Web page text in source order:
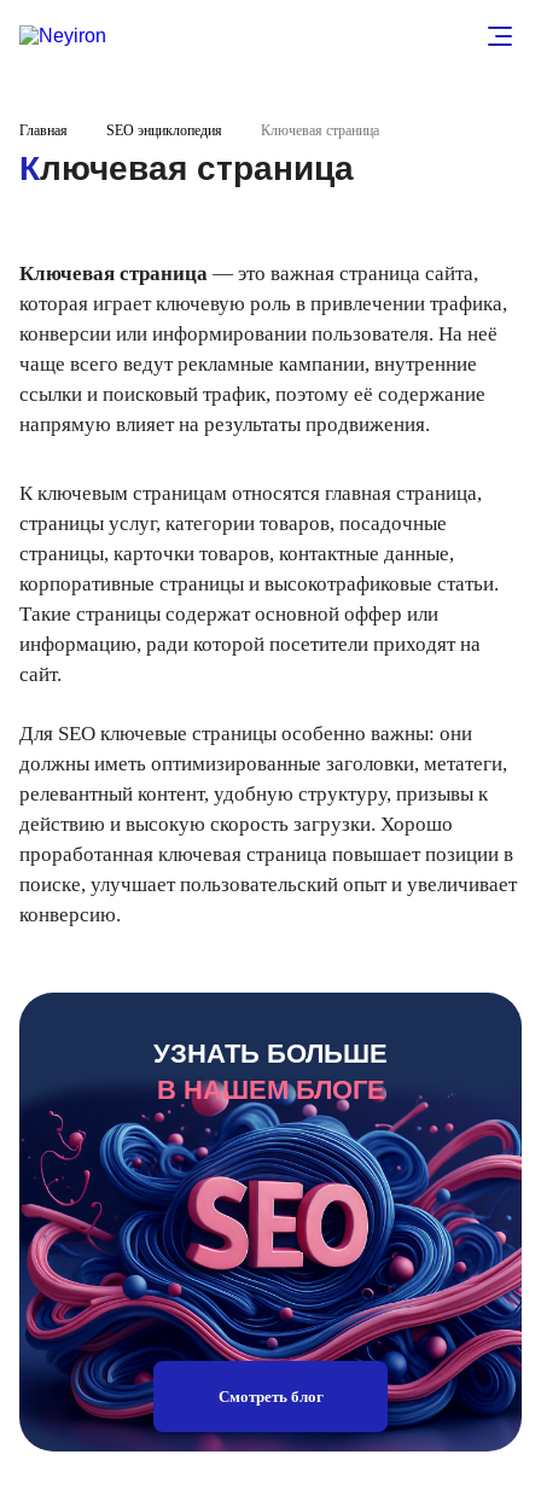
Главная SEO энциклопедия Ключевая страница
Ключевая страница
Ключевая страница — это важная страница сайта,
которая играет ключевую роль в привлечении трафика,
конверсии или информировании пользователя. На неё
чаще всего ведут рекламные кампании, внутренние
ссылки и поисковый трафик, поэтому её содержание
напрямую влияет на результаты продвижения.
К ключевым страницам относятся главная страница,
страницы услуг, категории товаров, посадочные
страницы, карточки товаров, контактные данные,
корпоративные страницы и высокотрафиковые статьи.
Такие страницы содержат основной оффер или
информацию, ради которой посетители приходят на
сайт.
Для SEO ключевые страницы особенно важны: они
должны иметь оптимизированные заголовки, метатеги,
релевантный контент, удобную структуру, призывы к
действию и высокую скорость загрузки. Хорошо
проработанная ключевая страница повышает позиции в
поиске, улучшает пользовательский опыт и увеличивает
конверсию.
УЗНАТЬ БОЛЬШЕ
В НАШЕМ БЛОГЕ
Смотреть блог